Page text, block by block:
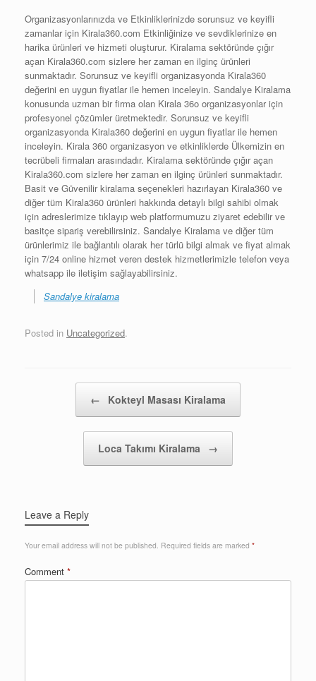
Organizasyonlarınızda ve Etkinliklerinizde sorunsuz ve keyifli
zamanlar için Kirala360.com Etkinliğinize ve sevdiklerinize en
harika ürünleri ve hizmeti oluşturur. Kiralama sektöründe çığır
açan Kirala360.com sizlere her zaman en ilginç ürünleri
sunmaktadır. Sorunsuz ve keyifli organizasyonda Kirala360
değerini en uygun fiyatlar ile hemen inceleyin. Sandalye Kiralama
konusunda uzman bir firma olan Kirala 36o organizasyonlar için
profesyonel çözümler üretmektedir. Sorunsuz ve keyifli
organizasyonda Kirala360 değerini en uygun fiyatlar ile hemen
inceleyin. Kirala 360 organizasyon ve etkinliklerde Ülkemizin en
tecrübeli firmaları arasındadır. Kiralama sektöründe çığır açan
Kirala360.com sizlere her zaman en ilginç ürünleri sunmaktadır.
Basit ve Güvenilir kiralama seçenekleri hazırlayan Kirala360 ve
diğer tüm Kirala360 ürünleri hakkında detaylı bilgi sahibi olmak
için adreslerimize tıklayıp web platformumuzu ziyaret edebilir ve
basitçe sipariş verebilirsiniz. Sandalye Kiralama ve diğer tüm
ürünlerimiz ile bağlantılı olarak her türlü bilgi almak ve fiyat almak
için 7/24 online hizmet veren destek hizmetlerimizle telefon veya
whatsapp ile iletişim sağlayabilirsiniz.
Sandalye kiralama
Posted in Uncategorized.
← Kokteyl Masası Kiralama
Loca Takımı Kiralama →
Leave a Reply
Your email address will not be published. Required fields are marked *
Comment *